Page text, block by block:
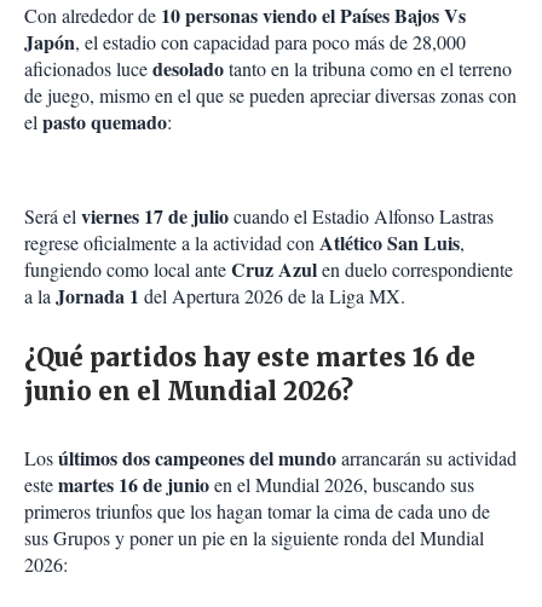
Con alrededor de 10 personas viendo el Países Bajos Vs
Japón, el estadio con capacidad para poco más de 28,000
aficionados lucedesoladotanto en la tribuna como en el terreno
de juego, mismo en el que se pueden apreciar diversas zonas con
elpasto quemado:
Será elviernes 17 de juliocuando el Estadio Alfonso Lastras
regrese oficialmente a la actividad conAtlético San Luis,
fungiendo como local anteCruz Azulen duelo correspondiente
a laJornada 1 del Apertura 2026 de la Liga MX.
¿Qué partidos hay este martes 16 de
junio en el Mundial 2026?
Losúltimos dos campeones del mundoarrancarán su actividad
estemartes 16 de junioen el Mundial 2026, buscando sus
primeros triunfos que los hagan tomar la cima de cada uno de
sus Grupos y poner un pie en la siguiente ronda del Mundial
2026: